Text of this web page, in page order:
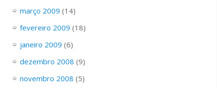
março 2009 (14)
fevereiro 2009 (18)
janeiro 2009 (6)
dezembro 2008 (9)
novembro 2008 (5)